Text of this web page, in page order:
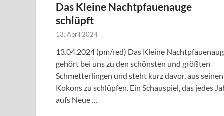
Das Kleine Nachtpfauenauge
schlüpft
13. April 2024
13.04.2024 (pm/red) Das Kleine
gehört bei uns zu den schönsten und größten
Schmetterlingen und steht kurz davor, aus seinen
Kokons zu schlüpfen. Ein Schauspiel, das jedes
aufs Neue …